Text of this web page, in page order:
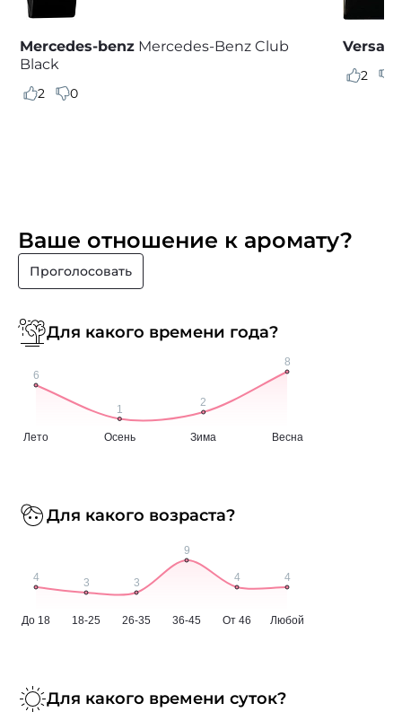
Mercedes-benz Mercedes-Benz Club
Black
2 0
Versace
2
Ваше отношение к аромату?
Проголосовать
Для какого времени года?
Для какого возраста?
Для какого времени суток?